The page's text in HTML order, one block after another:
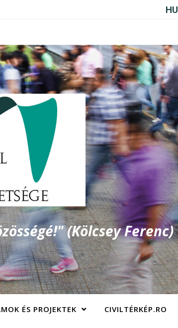
HU
(Kölcsey Ferenc)
ÉS PROJEKTEK CIVILTÉRKÉP.RO